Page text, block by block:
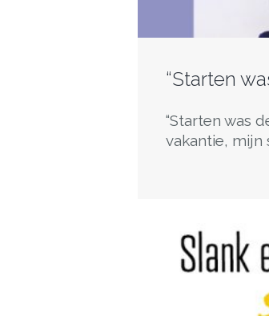
“Starten
“Starten was
vakantie, mijn